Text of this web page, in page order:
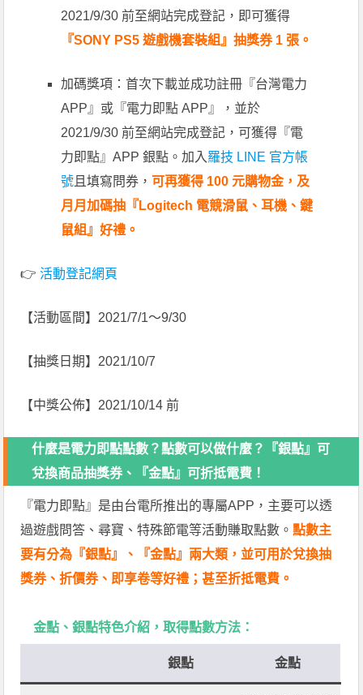
2021/9/30 前至網站完成登記，即可獲得
『SONY PS5 遊戲機套裝組』抽獎券 1 張。
加碼獎項：首次下載並成功註冊『台灣電力
APP』或『電力即點 APP』，並於
2021/9/30 前至網站完成登記，可獲得『電
力即點』APP 銀點。加入羅技 LINE 官方帳
號且填寫問券，可再獲得 100 元購物金，及
月月加碼抽『Logitech 電競滑鼠、耳機、鍵
鼠組』好禮。
👉活動登記網頁
【活動區間】2021/7/1～9/30
【抽獎日期】2021/10/7
【中獎公佈】2021/10/14 前
什麼是電力即點點數？點數可以做什麼？『銀點』可
兌換商品抽獎券、『金點』可折抵電費！
『電力即點』是由台電所推出的專屬APP，主要可以透
過遊戲問答、尋寶、特殊節電等活動賺取點數。點數主
要有分為『銀點』、『金點』兩大類，並可用於兌換抽
獎券、折價券、即享卷等好禮；甚至折抵電費。
金點、銀點特色介紹，取得點數方法：
銀點 金點